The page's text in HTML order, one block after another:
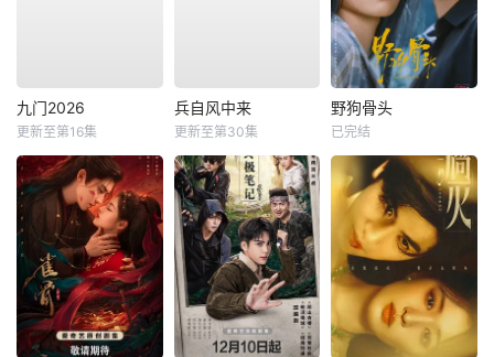
九门2026
更新至第16集
兵自风中来
更新至第30集
野狗骨头
已完结